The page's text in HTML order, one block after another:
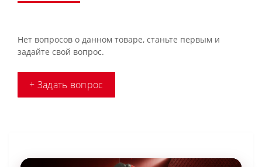
Нет вопросов о данном товаре, станьте первым и
задайте свой вопрос.
+ Задать вопрос